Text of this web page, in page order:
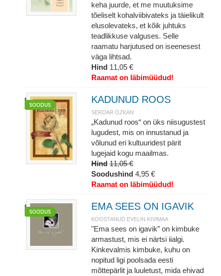
keha juurde, et me muutuksime
tõeliselt kohalviibivateks ja täielikult
elusolevateks, et kõik juhtuks
teadlikkuse valguses. Selle
raamatu harjutused on iseenesest
väga lihtsad.
Hind 11,05 €
Raamat on läbimüüdud!
KADUNUD ROOS
SERDAR ÖZKAN
„Kadunud roos“ on üks niisugustest
lugudest, mis on innustanud ja
võlunud eri kultuuridest pärit
lugejaid kogu maailmas.
Hind 11,05 €
Soodushind 4,95 €
Raamat on läbimüüdud!
EMA SEES ON IGAVIK
KOOSTANUD EVELIN KIVIMAA
"Ema sees on igavik” on kimbuke
armastust, mis ei närtsi iialgi.
Kinkevalmis kimbuke, kuhu on
nopitud ligi poolsada eesti
mõttepärlit ja luuletust, mida ehivad